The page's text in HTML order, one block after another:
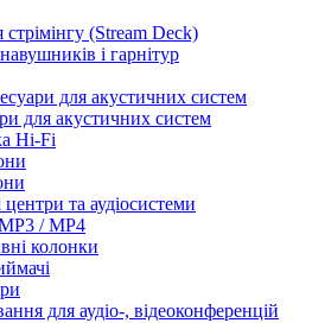
(Stream Deck)
і гарнітур
для акустичних систем
для акустичних систем
Hi-Fi
та аудіосистеми
/ MP4
колонки
для аудіо-, відеоконференцій